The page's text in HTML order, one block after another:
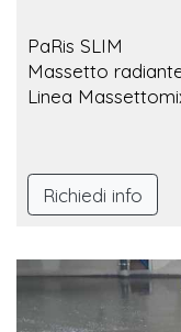
PaRis SLIM
Massetto
Linea
Richiedi info